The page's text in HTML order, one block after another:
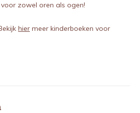
zowel oren als ogen!
hier meer kinderboeken voor